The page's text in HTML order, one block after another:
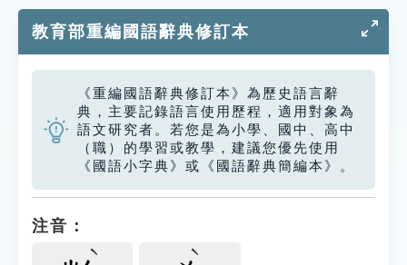
單字索引
生命大百科索引
遊戲專區
教學應用
貓頭鷹博士
教育部重編國語辭典修訂本
《重編國語辭典修訂本》為歷史語言辭
典，主要記錄語言使用歷程，適用對象為
語文研究者。若您是為小學、國中、高中
（職）的學習或教學，建議您優先使用
《國語小字典》或《國語辭典簡編本》。
注音：